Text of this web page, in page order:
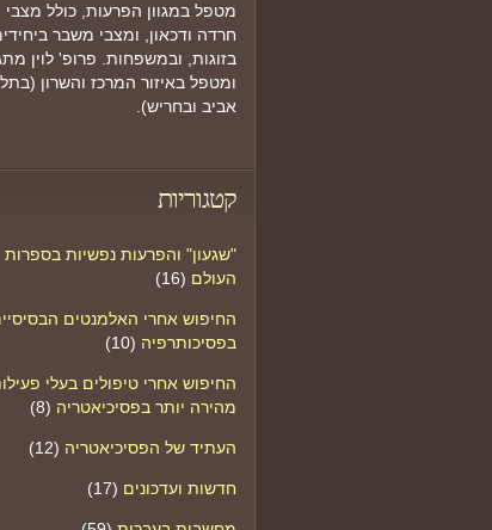
מטפל במגוון הפרעות, כולל מצבי
חרדה ודכאון, ומצבי משבר
בזוגות, ובמשפחות. פרופ' לוין
ומטפל באיזור המרכז והשרון (בתל
אביב ובחריש).
קטגוריות
"שגעון" והפרעות נפשיות בספרות
העולם (16)
החיפוש אחרי האלמנטים
בפסיכותרפיה (10)
החיפוש אחרי טיפולים בעלי
מהירה יותר בפסיכיאטריה (8)
העתיד של הפסיכיאטריה (12)
חדשות ועדכונים (17)